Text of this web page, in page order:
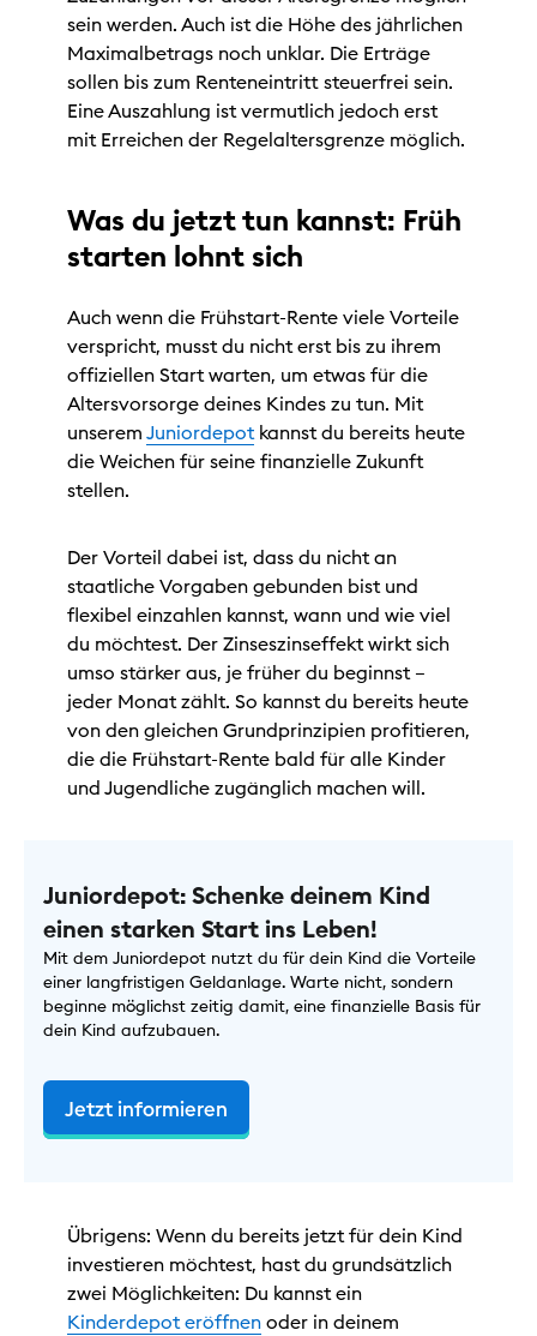
sein werden. Auch ist die Höhe des jährlichen
Maximalbetrags noch unklar. Die Erträge
sollen bis zum Renteneintritt steuerfrei sein.
Eine Auszahlung ist vermutlich jedoch erst
mit Erreichen der Regelaltersgrenze möglich.
Was du jetzt tun kannst: Früh
starten lohnt sich
Auch wenn die Frühstart-Rente viele Vorteile
verspricht, musst du nicht erst bis zu ihrem
offiziellen Start warten, um etwas für die
Altersvorsorge deines Kindes zu tun. Mit
unserem Juniordepotkannst du bereits heute
die Weichen für seine finanzielle Zukunft
stellen.
Der Vorteil dabei ist, dass du nicht an
staatliche Vorgaben gebunden bist und
flexibel einzahlen kannst, wann und wie viel
du möchtest. Der Zinseszinseffekt wirkt sich
umso stärker aus, je früher du beginnst –
jeder Monat zählt. So kannst du bereits heute
von den gleichen Grundprinzipien profitieren,
die die Frühstart-Rente bald für alle Kinder
und Jugendliche zugänglich machen will.
Juniordepot: Schenke deinem Kind
einen starken Start ins Leben!
Mit dem Juniordepot nutzt du für dein Kind die Vorteile
einer langfristigen Geldanlage. Warte nicht, sondern
beginne möglichst zeitig damit, eine finanzielle Basis für
dein Kind aufzubauen.
Jetzt informieren
Übrigens: Wenn du bereits jetzt für dein Kind
investieren möchtest, hast du grundsätzlich
zwei Möglichkeiten: Du kannst ein
Kinderdepot eröffnenoder in deinem